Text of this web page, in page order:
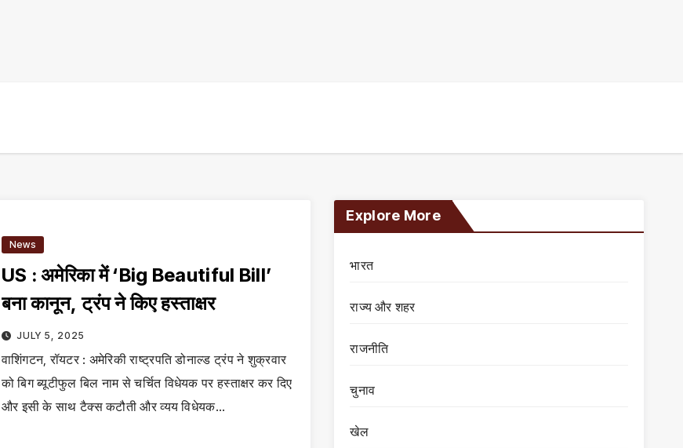
News
US : अमेरिका में ‘Big Beautiful Bill’
बना कानून, ट्रंप ने किए हस्ताक्षर
JULY 5, 2025
वाशिंगटन, रॉयटर : अमेरिकी राष्ट्रपति डोनाल्ड ट्रंप ने शुक्रवार
को बिग ब्यूटीफुल बिल नाम से चर्चित विधेयक पर हस्ताक्षर कर दिए
और इसी के साथ टैक्स कटौती और व्यय विधेयक…
Explore More
भारत
राज्य और शहर
राजनीति
चुनाव
खेल